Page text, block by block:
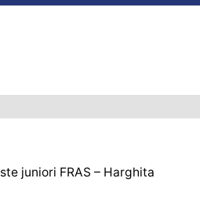
juniori FRAS – Harghita